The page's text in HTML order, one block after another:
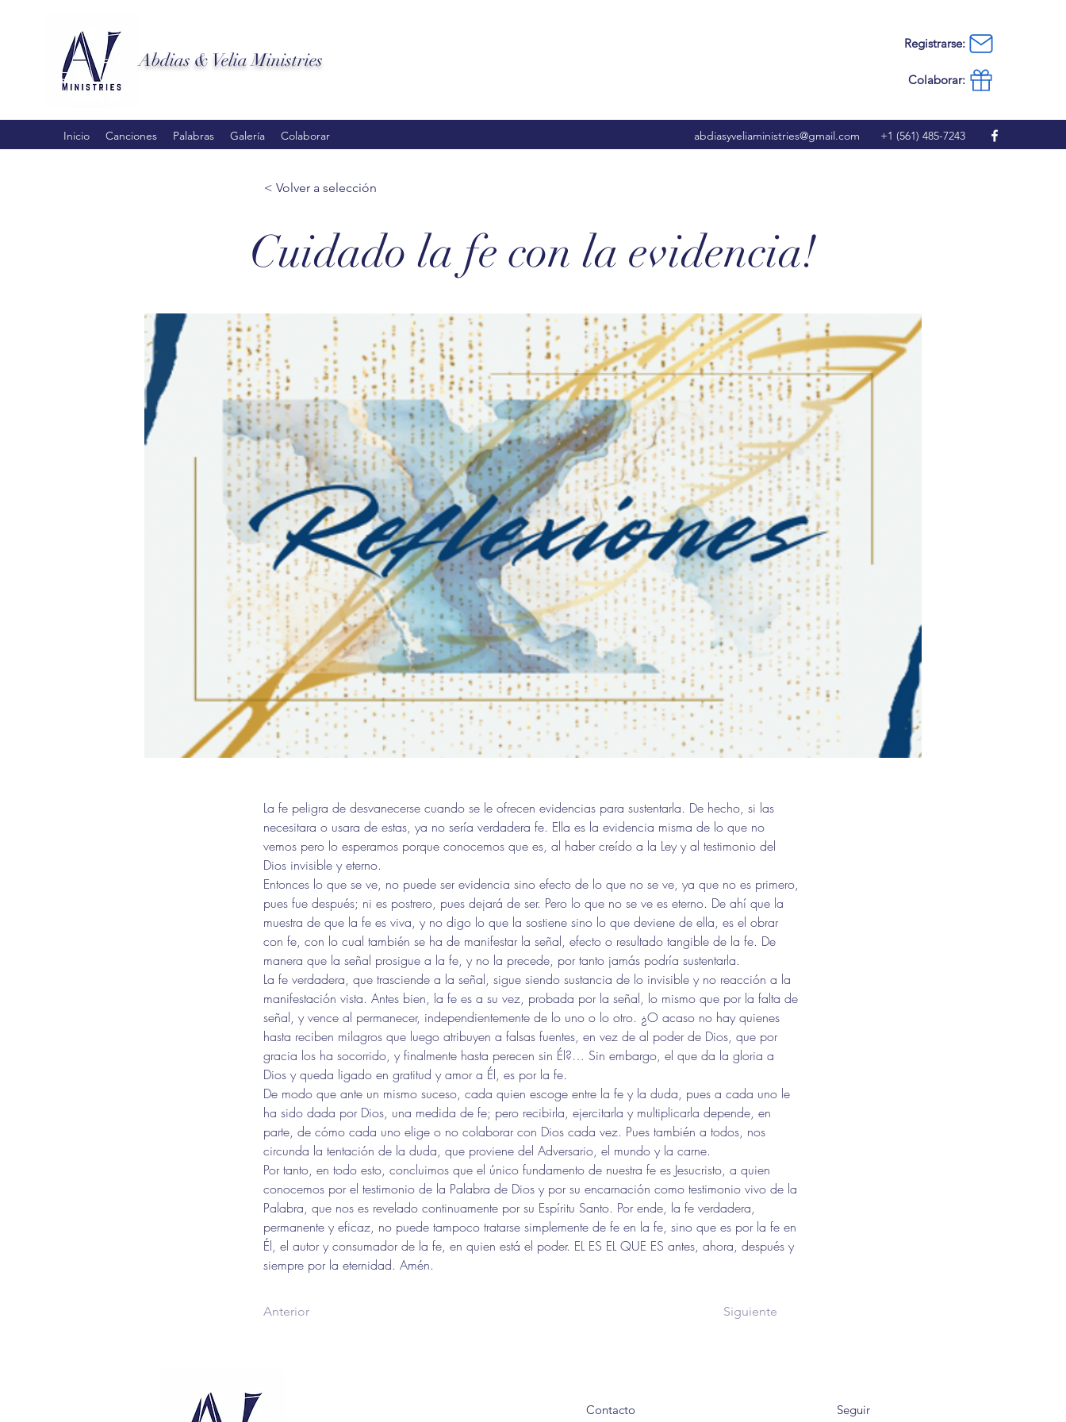
Abdias & Velia Ministries
Registrarse:
Colaborar:
Inicio Canciones Palabras Galería Colaborar abdiasyveliaministries@gmail.com +1 (561) 485-7243
< Volver a selección
Cuidado la fe con la evidencia!
La fe peligra de desvanecerse cuando se le ofrecen evidencias para sustentarla. De hecho, si las
necesitara o usara de estas, ya no sería verdadera fe. Ella es la evidencia misma de lo que no
vemos pero lo esperamos porque conocemos que es, al haber creído a la Ley y al testimonio del
Dios invisible y eterno.
Entonces lo que se ve, no puede ser evidencia sino efecto de lo que no se ve, ya que no es primero,
pues fue después; ni es postrero, pues dejará de ser. Pero lo que no se ve es eterno. De ahí que la
muestra de que la fe es viva, y no digo lo que la sostiene sino lo que deviene de ella, es el obrar
con fe, con lo cual también se ha de manifestar la señal, efecto o resultado tangible de la fe. De
manera que la señal prosigue a la fe, y no la precede, por tanto jamás podría sustentarla.
La fe verdadera, que trasciende a la señal, sigue siendo sustancia de lo invisible y no reacción a la
manifestación vista. Antes bien, la fe es a su vez, probada por la señal, lo mismo que por la falta de
señal, y vence al permanecer, independientemente de lo uno o lo otro. ¿O acaso no hay quienes
hasta reciben milagros que luego atribuyen a falsas fuentes, en vez de al poder de Dios, que por
gracia los ha socorrido, y finalmente hasta perecen sin Él?… Sin embargo, el que da la gloria a
Dios y queda ligado en gratitud y amor a Él, es por la fe.
De modo que ante un mismo suceso, cada quien escoge entre la fe y la duda, pues a cada uno le
ha sido dada por Dios, una medida de fe; pero recibirla, ejercitarla y multiplicarla depende, en
parte, de cómo cada uno elige o no colaborar con Dios cada vez. Pues también a todos, nos
circunda la tentación de la duda, que proviene del Adversario, el mundo y la carne.
Por tanto, en todo esto, concluimos que el único fundamento de nuestra fe es Jesucristo, a quien
conocemos por el testimonio de la Palabra de Dios y por su encarnación como testimonio vivo de la
Palabra, que nos es revelado continuamente por su Espíritu Santo. Por ende, la fe verdadera,
permanente y eficaz, no puede tampoco tratarse simplemente de fe en la fe, sino que es por la fe en
Él, el autor y consumador de la fe, en quien está el poder. EL ES EL QUE ES antes, ahora, después y
siempre por la eternidad. Amén.
Anterior Siguiente
Contacto Seguir